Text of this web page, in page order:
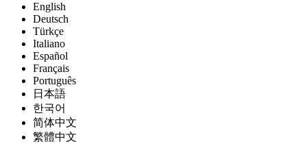
English
Deutsch
Türkçe
Italiano
Español
Français
Português
日本語
한국어
简体中文
繁體中文